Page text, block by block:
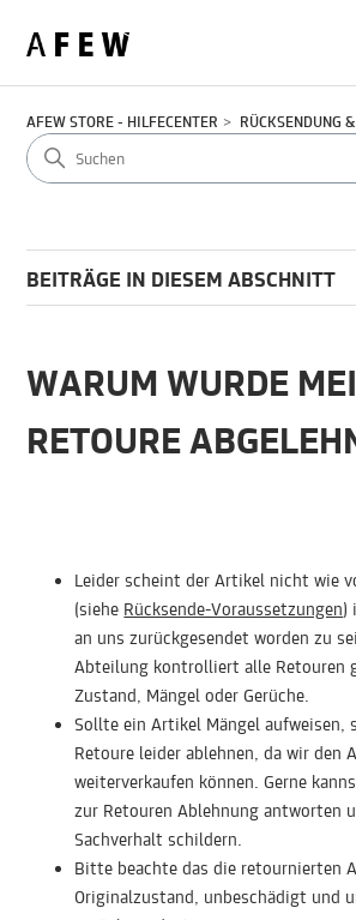
AFEW STORE - HILFECENTER RÜCKSENDUNG
BEITRÄGE IN DIESEM ABSCHNITT
WARUM WURDE
RETOURE
Leider scheint der Artikel nicht wie
(siehe Rücksende-Voraussetzungen)
an uns zurückgesendet worden zu
Abteilung kontrolliert alle Retouren
Zustand, Mängel oder Gerüche.
Sollte ein Artikel Mängel aufweisen,
Retoure leider ablehnen, da wir den
weiterverkaufen können. Gerne
zur Retouren Ablehnung antworten
Sachverhalt schildern.
Bitte beachte das die retournierten
Originalzustand, unbeschädigt und